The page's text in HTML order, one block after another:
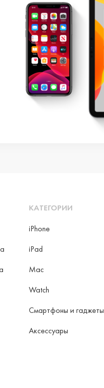
КАТЕГОРИИ
iPhone
iPad
Mac
Watch
Смартфоны и гаджеты
Аксессуары